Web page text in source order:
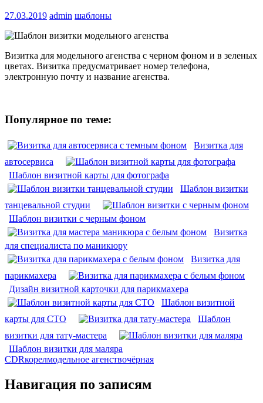
27.03.2019 admin шаблоны
Визитка для модельного агенства с черном фоном и в зеленых
цветах. Визитка предусматривает номер телефона,
электронную почту и название агенства.
Популярное по теме:
Визитка для
автосервиса
Шаблон визитной карты для фотографа
Шаблон визитки
танцевальной студии
Шаблон визитки с черным фоном
Визитка
для специалиста по маникюру
Визитка для
парикмахера
Дизайн визитной карточки для парикмахера
Шаблон визитной
карты для СТО
Шаблон
визитки для тату-мастера
Шаблон визитки для маляра
CDRкорелмодельное агенствочёрная
Навигация по записям